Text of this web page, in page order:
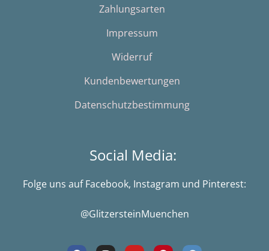
Zahlungsarten
Impressum
Widerruf
Kundenbewertungen
Datenschutzbestimmung
Social Media:
Folge uns auf Facebook, Instagram und Pinterest:
@GlitzersteinMuenchen